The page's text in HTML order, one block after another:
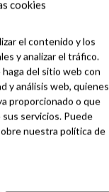
cookies
el contenido y los
y analizar el tráfico.
del sitio web con
y análisis web, quienes
proporcionado o que
servicios. Puede
nuestra política de